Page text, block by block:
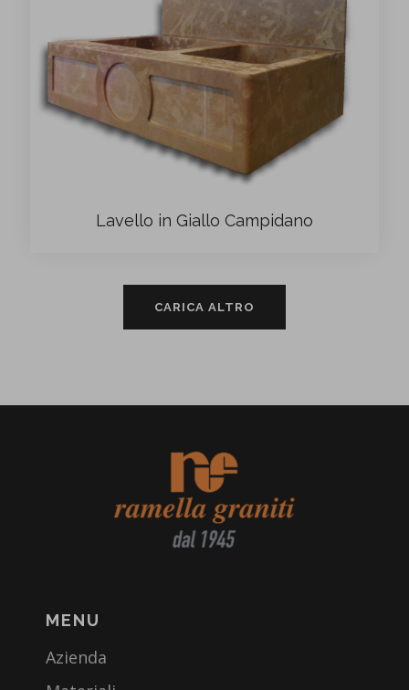
Lavello in Giallo Campidano
CARICA ALTRO
MENU
Azienda